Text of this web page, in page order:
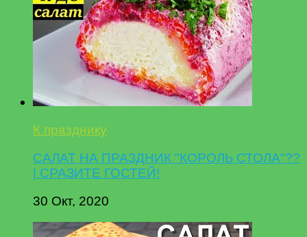
К празднику
САЛАТ НА ПРАЗДНИК "КОРОЛЬ СТОЛА"??
| СРАЗИТЕ ГОСТЕЙ!
30 Окт, 2020